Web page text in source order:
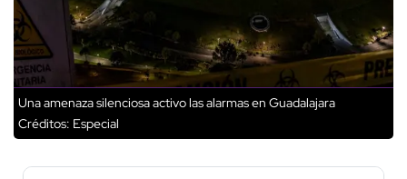
Una amenaza silenciosa activo las alarmas en Guadalajara
Créditos: Especial